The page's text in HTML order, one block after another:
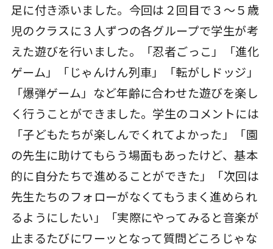
足に付き添いました。今回は２回目で３～５歳
児のクラスに３人ずつの各グループで学生が考
えた遊びを行いました。「忍者ごっこ」「進化
ゲーム」「じゃんけん列車」「転がしドッジ」
「爆弾ゲーム」など年齢に合わせた遊びを楽し
く行うことができました。学生のコメントには
「子どもたちが楽しんでくれてよかった」「園
の先生に助けてもらう場面もあったけど、基本
的に自分たちで進めることができた」「次回は
先生たちのフォローがなくてもうまく進められ
るようにしたい」「実際にやってみると音楽が
止まるたびにワーッとなって質問どころじゃな